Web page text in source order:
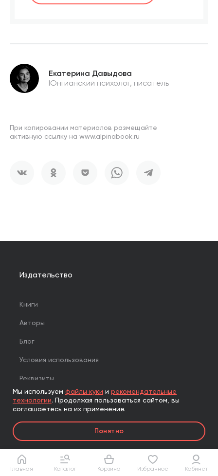
Екатерина Давыдова
Юнгианский психолог, писатель
При копировании материалов размещайте
активную ссылку на www.alpinabook.ru
Издательство
Книги
Авторы
Блог
Условия использования
Реквизиты
Об издательской группе «Альпина»
Мы используем файлы куки и рекомендательные
технологии. Продолжая пользоваться сайтом, вы
соглашаетесь на их применение.
Понятно
Главная Каталог Корзина Избранное Кабинет